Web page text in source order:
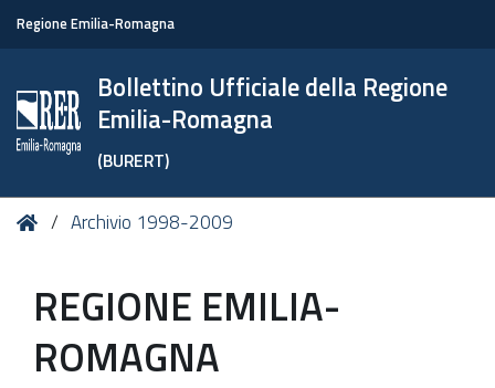
Regione Emilia-Romagna
Bollettino Ufficiale della Regione
Emilia-Romagna
(BURERT)
Tu HomeArchivio 1998-2009
REGIONE EMILIA-
ROMAGNA